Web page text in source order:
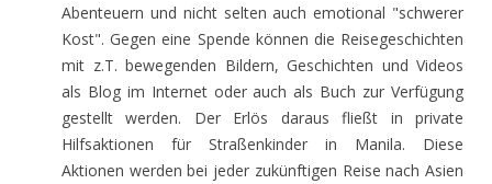
Abenteuern und nicht selten auch emotional "schwerer
Kost". Gegen eine Spende können die Reisegeschichten
mit z.T. bewegenden Bildern, Geschichten und Videos
als Blog im Internet oder auch als Buch zur Verfügung
gestellt werden. Der Erlös daraus fließt in private
Hilfsaktionen für Straßenkinder in Manila. Diese
Aktionen werden bei jeder zukünftigen Reise nach Asien